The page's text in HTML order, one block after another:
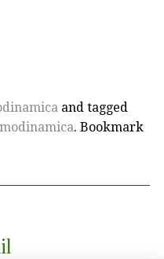
and tagged
. Bookmark